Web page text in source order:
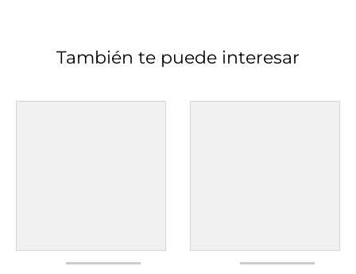
También te puede interesar